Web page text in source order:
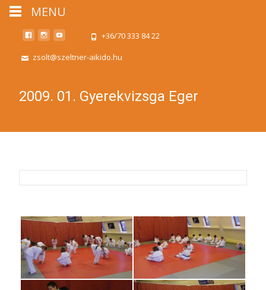
+36/70 333 84 22
zsolt@szeltner-aikido.hu
2009. 01. Gyerekvizsga Eger
MENU